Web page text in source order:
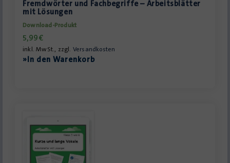
Fremdwörter und Fachbegriffe – Arbeitsblätter
mit Lösungen
Download-Produkt
5,99€
inkl. MwSt., zzgl. Versandkosten
»In den Warenkorb